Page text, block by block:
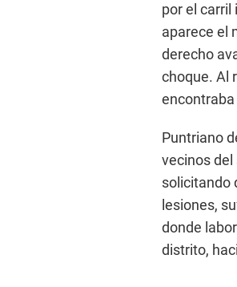
por el carril
aparece el
derecho
choque. Al
Puntriano
vecinos del
solicitando
lesiones,
donde
distrito,